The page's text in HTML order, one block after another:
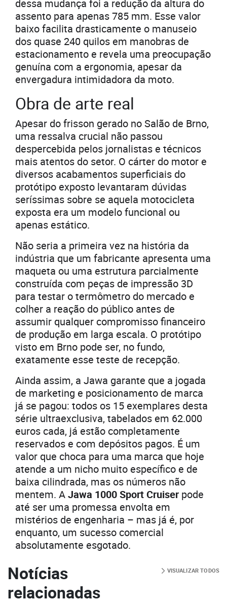
dessa mudança foi a redução da altura do
assento para apenas 785 mm. Esse valor
baixo facilita drasticamente o manuseio
dos quase 240 quilos em manobras de
estacionamento e revela uma preocupação
genuína com a ergonomia, apesar da
envergadura intimidadora da moto.
Obra de arte real
Apesar do frisson gerado no Salão de Brno,
uma ressalva crucial não passou
despercebida pelos jornalistas e técnicos
mais atentos do setor. O cárter do motor e
diversos acabamentos superficiais do
protótipo exposto levantaram dúvidas
seríssimas sobre se aquela motocicleta
exposta era um modelo funcional ou
apenas estático.
Não seria a primeira vez na história da
indústria que um fabricante apresenta uma
maqueta ou uma estrutura parcialmente
construída com peças de impressão 3D
para testar o termômetro do mercado e
colher a reação do público antes de
assumir qualquer compromisso financeiro
de produção em larga escala. O protótipo
visto em Brno pode ser, no fundo,
exatamente esse teste de recepção.
Ainda assim, a Jawa garante que a jogada
de marketing e posicionamento de marca
já se pagou: todos os 15 exemplares desta
série ultraexclusiva, tabelados em 62.000
euros cada, já estão completamente
reservados e com depósitos pagos. É um
valor que choca para uma marca que hoje
atende a um nicho muito específico e de
baixa cilindrada, mas os números não
mentem. AJawa 1000 Sport Cruiser pode
até ser uma promessa envolta em
mistérios de engenharia – mas já é, por
enquanto, um sucesso comercial
absolutamente esgotado.
Notícias
relacionadas
VISUALIZAR TODOS